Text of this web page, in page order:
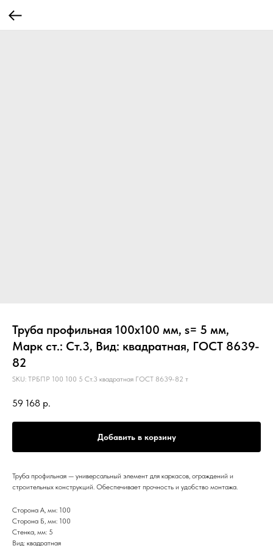
Труба профильная 100х100 мм, s= 5 мм,
Марк ст.: Ст.3, Вид: квадратная, ГОСТ 8639-
82
SKU: ТРБПР 100 100 5 Ст.3 квадратная ГОСТ 8639-82 т
59 168 р.
Добавить в корзину
Труба профильная — универсальный элемент для каркасов, ограждений и
строительных конструкций. Обеспечивает прочность и удобство монтажа.
Сторона А, мм: 100
Сторона Б, мм: 100
Стенка, мм: 5
Вид: квадратная